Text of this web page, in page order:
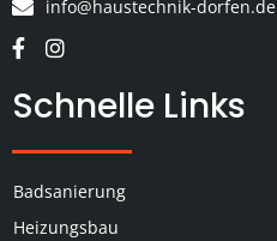
info@haustechnik-dorfen.de
Schnelle Links
Badsanierung
Heizungsbau